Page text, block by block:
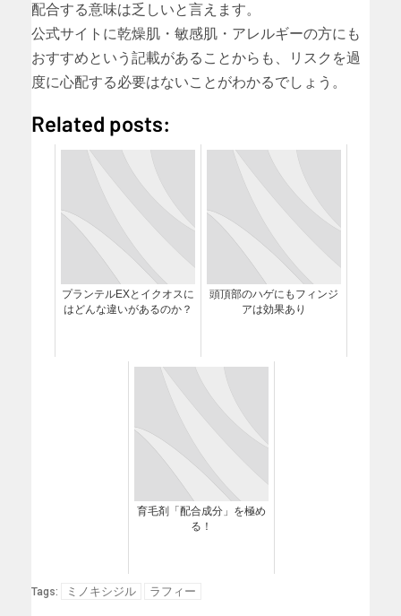
配合する意味は乏しいと言えます。
公式サイトに乾燥肌・敏感肌・アレルギーの方にも
おすすめという記載があることからも、リスクを過
度に心配する必要はないことがわかるでしょう。
Related posts:
プランテルEXとイクオスに
はどんな違いがあるのか？
頭頂部のハゲにもフィンジ
アは効果あり
育毛剤「配合成分」を極め
る！
Tags: ミノキシジル ラフィー